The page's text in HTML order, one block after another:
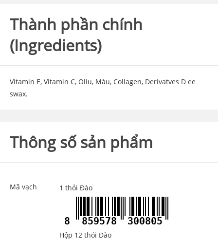
Thành phần chính
(Ingredients)
Vitamin E, Vitamin C, Oliu, Màu, Collagen, Derivatves D ee
swax.
Thông số sản phẩm
Mã vạch 1 thỏi Đào
8 859578 300805
Hộp 12 thỏi Đào